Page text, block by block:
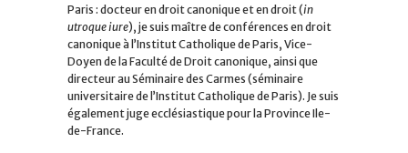
Paris : docteur en droit canonique et en droit (in
utroque iure), je suis maître de conférences en droit
canonique à l’Institut Catholique de Paris, Vice-
Doyen de la Faculté de Droit canonique, ainsi que
directeur au Séminaire des Carmes (séminaire
universitaire de l’Institut Catholique de Paris). Je suis
également juge ecclésiastique pour la Province Ile-
de-France.